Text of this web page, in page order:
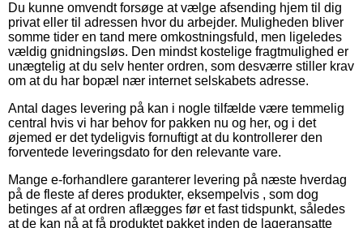
Du kunne omvendt forsøge at vælge afsending hjem til dig
privat eller til adressen hvor du arbejder. Muligheden bliver
somme tider en tand mere omkostningsfuld, men ligeledes
vældig gnidningsløs. Den mindst kostelige fragtmulighed er
unægtelig at du selv henter ordren, som desværre stiller krav
om at du har bopæl nær internet selskabets adresse.
Antal dages levering på kan i nogle tilfælde være temmelig
central hvis vi har behov for pakken nu og her, og i det
øjemed er det tydeligvis fornuftigt at du kontrollerer den
forventede leveringsdato for den relevante vare.
Mange e-forhandlere garanterer levering på næste hverdag
på de fleste af deres produkter, eksempelvis , som dog
betinges af at ordren aflægges før et fast tidspunkt, således
at de kan nå at få produktet pakket inden de lageransatte